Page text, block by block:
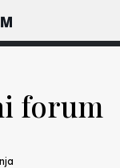
forum